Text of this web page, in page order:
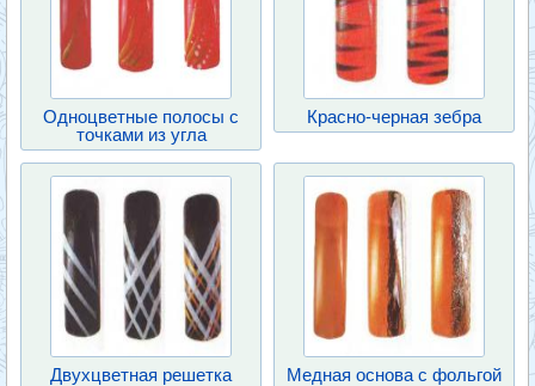
Одноцветные полосы с
точками из угла
Красно-черная зебра
Двухцветная решетка Медная основа с фольгой